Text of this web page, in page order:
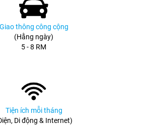
Giao thông công cộng
(Hằng ngày)
5 - 8 RM
Tiện ích mỗi tháng
Di động & Internet)